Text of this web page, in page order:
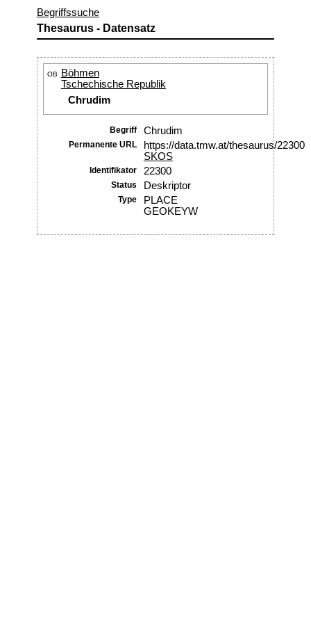
Begriffssuche
Thesaurus - Datensatz
OB
Böhmen
Tschechische Republik
Chrudim
Begriff Chrudim
Permanente URL
https://data.tmw.at/thesaurus/22300
SKOS
Identifikator 22300
Status Deskriptor
Type
PLACE
GEOKEYW